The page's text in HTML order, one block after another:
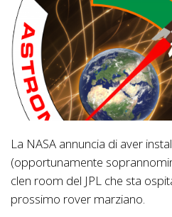
La NASA annuncia di aver
(opportunamente
clen room del JPL che sta
prossimo rover marziano.